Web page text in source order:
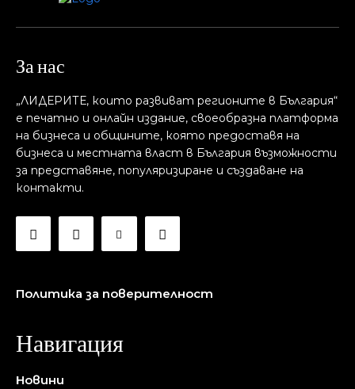
За нас
„ЛИДЕРИТЕ, които развиват регионите в България“
е печатно и онлайн издание, своеобразна платформа
на бизнеса и общините, която предоставя на
бизнесa и местната власт в България възможности
за представяне, популяризиране и създаване на
контакти.
Политика за поверителност
Навигация
Новини